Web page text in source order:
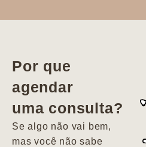
Por que
agendar
uma consulta?
Se algo não vai bem,
mas você não sabe